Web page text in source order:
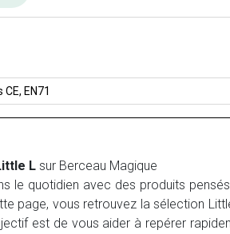
EN71
L sur Berceau Magique
le quotidien avec des produits
page, vous retrouvez la sélection
est de vous aider à repérer